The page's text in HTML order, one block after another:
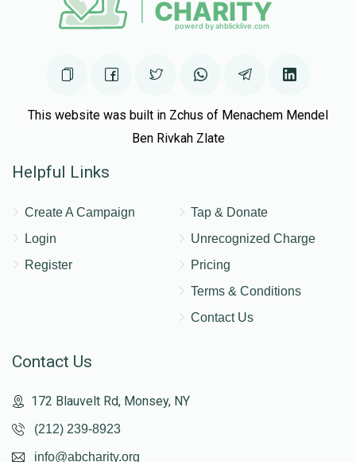
This website was built in Zchus of Menachem Mendel
Ben Rivkah Zlate
Helpful Links
Create A Campaign
Login
Register
Tap & Donate
Unrecognized Charge
Pricing
Terms & Conditions
Contact Us
Contact Us
172 Blauvelt Rd, Monsey, NY
(212) 239-8923
info@abcharity.org